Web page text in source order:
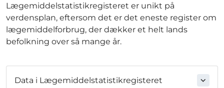
Lægemiddelstatistikregisteret er unikt på
verdensplan, eftersom det er det eneste register om
lægemiddelforbrug, der dækker et helt lands
befolkning over så mange år.
Data i Lægemiddelstatistikregisteret